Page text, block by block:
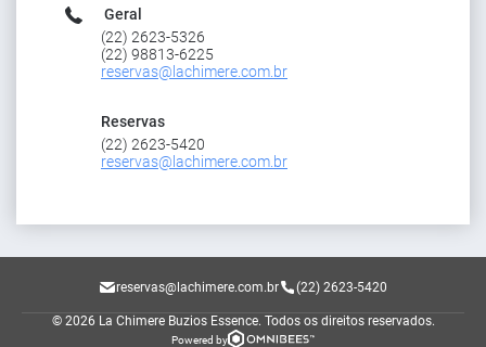
Geral
(22) 2623-5326
(22) 98813-6225
reservas@lachimere.com.br
Reservas
(22) 2623-5420
reservas@lachimere.com.br
reservas@lachimere.com.br (22) 2623-5420
© 2026 La Chimere Buzios Essence. Todos os direitos reservados.
Powered by